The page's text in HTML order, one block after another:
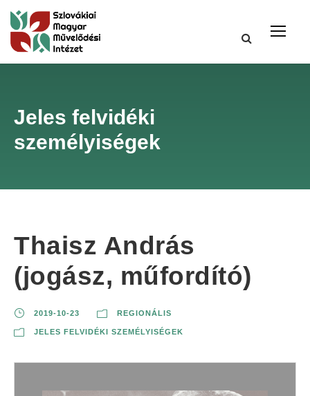
Jeles felvidéki
személyiségek
Thaisz András
(jogász, műfordító)
2019-10-23 REGIONÁLIS
JELES FELVIDÉKI SZEMÉLYISÉGEK